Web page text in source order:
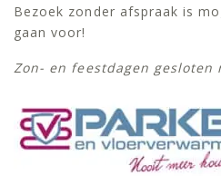
Bezoek zonder afspraak is
gaan voor!
Zon- en feestdagen gesloten